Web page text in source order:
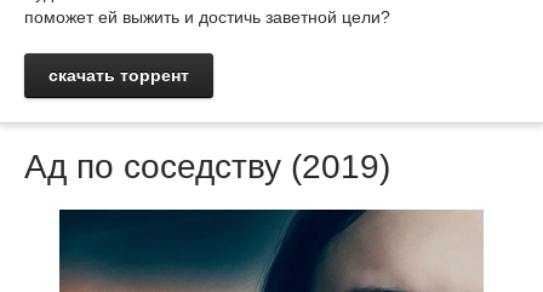
поможет ей выжить и достичь заветной цели?
скачать торрент
Ад по соседству (2019)